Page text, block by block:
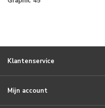
Klantenservice
Mijn account